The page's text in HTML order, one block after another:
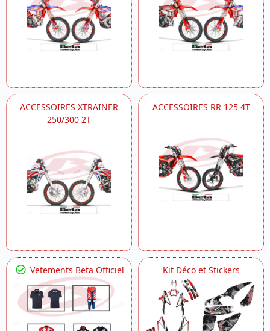
ACCESSOIRES XTRAINER
250/300 2T
ACCESSOIRES RR 125 4T
Vetements Beta Officiel Kit Déco et Stickers